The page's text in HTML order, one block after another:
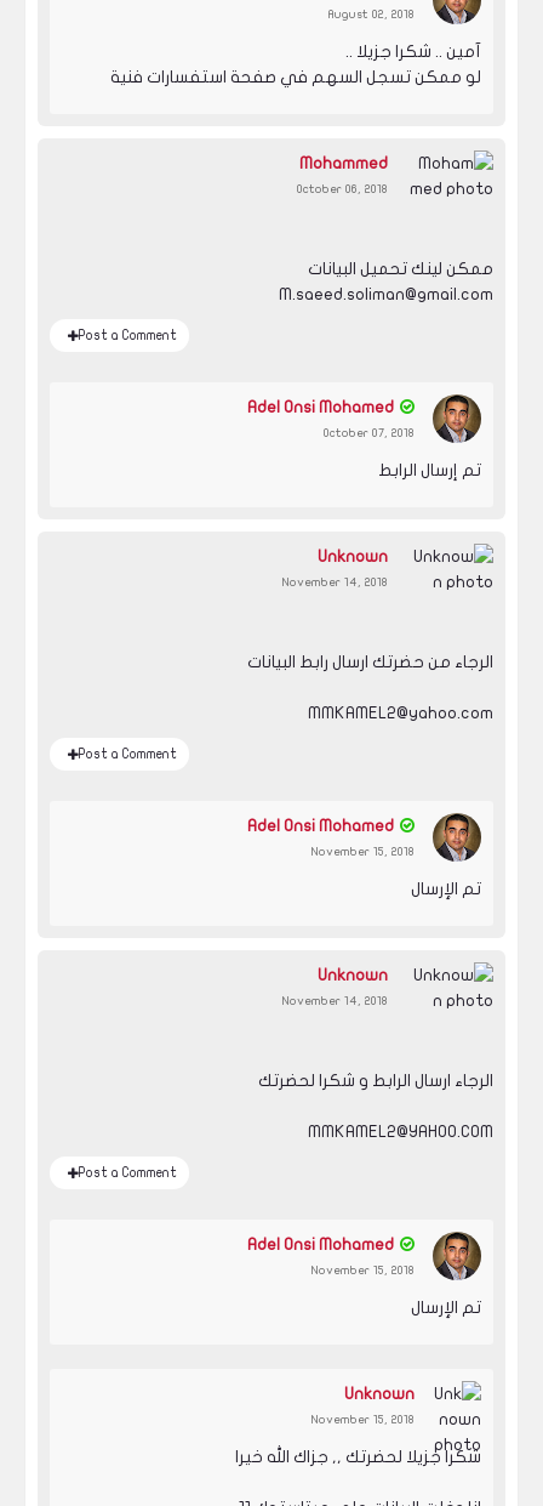
August 02, 2018
آمين .. شكرا جزيلا ..
لو ممكن تسجل السهم في صفحة استفسارات فنية
Mohammed
October 06, 2018
ممكن لينك تحميل البيانات
M.saeed.soliman@gmail.com
Post a Comment
Adel Onsi Mohamed
October 07, 2018
تم إرسال الرابط
Unknown
November 14, 2018
الرجاء من حضرتك ارسال رابط البيانات
MMKAMEL2@yahoo.com
Post a Comment
Adel Onsi Mohamed
November 15, 2018
تم الإرسال
Unknown
November 14, 2018
الرجاء ارسال الرابط و شكرا لحضرتك
MMKAMEL2@YAHOO.COM
Post a Comment
Adel Onsi Mohamed
November 15, 2018
تم الإرسال
Unknown
November 15, 2018
شكرا جزيلا لحضرتك ,, جزاك الله خيرا